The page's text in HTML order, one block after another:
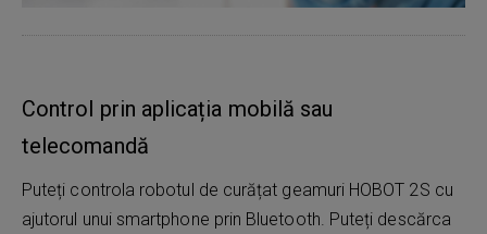
Control prin aplicația mobilă sau
telecomandă
Puteți controla robotul de curățat geamuri HOBOT 2S cu
ajutorul unui smartphone prin Bluetooth. Puteți descărca